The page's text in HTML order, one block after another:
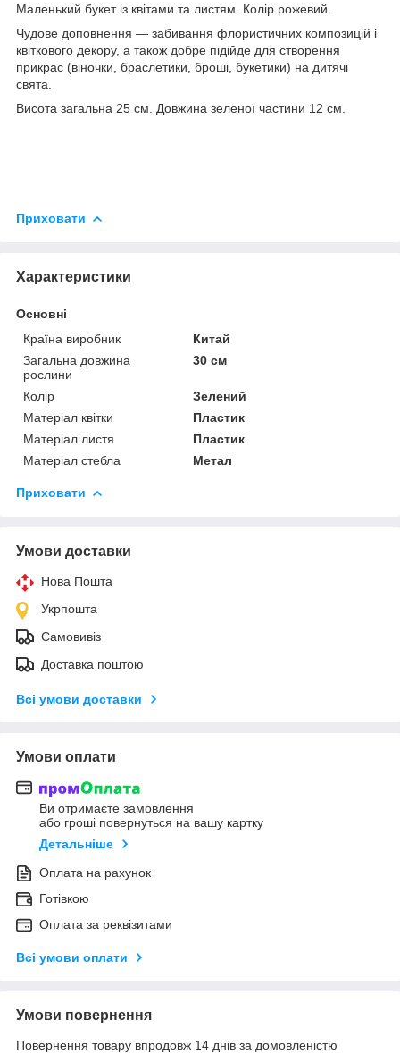
Маленький букет із квітами та листям. Колір рожевий.
Чудове доповнення — забивання флористичних композицій і
квіткового декору, а також добре підійде для створення
прикрас (віночки, браслетики, броші, букетики) на дитячі
свята.
Висота загальна 25 см. Довжина зеленої частини 12 см.
Приховати
Характеристики
Основні
Країна виробник
Китай
Загальна довжина
рослини
30 см
Колір
Зелений
Матеріал квітки
Пластик
Матеріал листя
Пластик
Матеріал стебла
Метал
Приховати
Умови доставки
Нова Пошта
Укрпошта
Самовивіз
Доставка поштою
Всі умови доставки
Умови оплати
Ви отримаєте замовлення
або гроші повернуться на вашу картку
Детальніше
Оплата на рахунок
Готівкою
Оплата за реквізитами
Всі умови оплати
Умови повернення
Повернення товару впродовж 14 днів за домовленістю